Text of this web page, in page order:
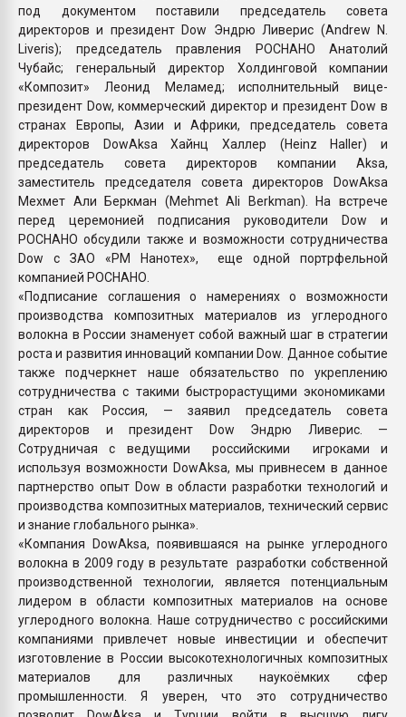
под документом поставили председатель совета
директоров и президент Dow Эндрю Ливерис (Andrew N.
Liveris); председатель правления РОСНАНО Анатолий
Чубайс; генеральный директор Холдинговой компании
«Композит» Леонид Меламед; исполнительный вице-
президент Dow, коммерческий директор и президент Dow в
странах Европы, Азии и Африки, председатель совета
директоров DowAksa Хайнц Халлер (Heinz Haller) и
председатель совета директоров компании Aksa,
заместитель председателя совета директоров DowAksa
Мехмет Али Беркман (Mehmet Ali Berkman). На встрече
перед церемонией подписания руководители Dow и
РОСНАНО обсудили также и возможности сотрудничества
Dow с ЗАО «РМ Нанотех», еще одной портрфельной
компанией РОСНАНО.
«Подписание соглашения о намерениях о возможности
производства композитных материалов из углеродного
волокна в России знаменует собой важный шаг в стратегии
роста и развития инноваций компании Dow. Данное событие
также подчеркнет наше обязательство по укреплению
сотрудничества с такими быстрорастущими экономиками
стран как Россия, — заявил председатель совета
директоров и президент Dow Эндрю Ливерис. —
Сотрудничая с ведущими российскими игроками и
используя возможности DowAksa, мы привнесем в данное
партнерство опыт Dow в области разработки технологий и
производства композитных материалов, технический сервис
и знание глобального рынка».
«Компания DowAksa, появившаяся на рынке углеродного
волокна в 2009 году в результате разработки собственной
производственной технологии, является потенциальным
лидером в области композитных материалов на основе
углеродного волокна. Наше сотрудничество с российскими
компаниями привлечет новые инвестиции и обеспечит
изготовление в России высокотехнологичных композитных
материалов для различных наукоёмких сфер
промышленности. Я уверен, что это сотрудничество